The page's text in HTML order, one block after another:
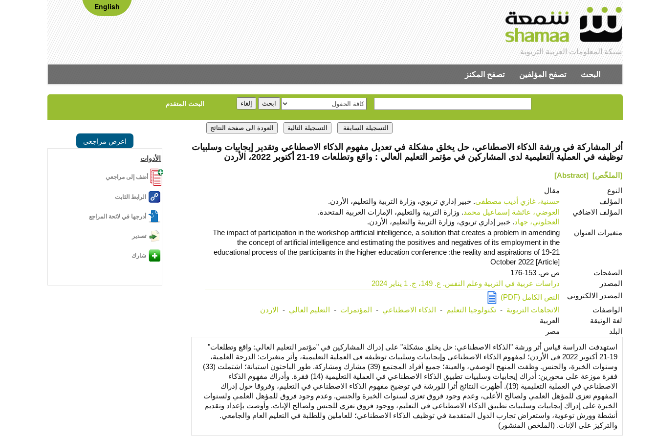
English
شبكة المعلومات العربية التربوية
البحث تصفح المؤلفين تصفح المكنز
البحث المتقدم
أثر المشاركة في ورشة الذكاء الاصطناعي، حل يخلق مشكلة في تعديل مفهوم الذكاء الاصطناعي وتقدير إيجابيات وسلبيات
توظيفه في العملية التعليمية لدى المشاركين في مؤتمر التعليم العالي : واقع وتطلعات 19-21 أكتوبر 2022، الأردن
[الملخّص] [Abstract]
النوع
مقال
المؤلف
حسنية، غازي أديب مصطفى. خبير إداري تربوي، وزارة التربية والتعليم، الأردن.
المؤلف الاضافي
العوضي، عائشة إسماعيل محمد. وزارة التربية والتعليم، الإمارات العربية المتحدة.
العجلوني، جهاد. خبير إداري تربوي، وزارة التربية والتعليم، الأردن.
متغيرات العنوان
The impact of participation in the workshop artificial intelligence, a solution that creates a problem in amending
the concept of artificial intelligence and estimating the positives and negatives of its employment in the
educational process of the participants in the higher education conference :the reality and aspirations of 19-21
October 2022 [Article]
الصفحات
ص ص. 153-176
المصدر
دراسات عربية في التربية وعلم النفس. ع. 149، ج. 1 يناير 2024
المصدر الالكتروني
النص الكامل (PDF)
الواصفات
الاتجاهات التربوية - تكنولوجيا التعليم - الذكاء الاصطناعي - المؤتمرات - التعليم العالي - الاردن
لغة الوثيقة
العربية
البلد
مصر
استهدفت الدراسة قياس أثر ورشة "الذكاء الاصطناعي: حل يخلق مشكلة" على إدراك المشاركين في "مؤتمر التعليم العالي: واقع وتطلعات"
19-21 أكتوبر 2022 في الأردن؛ لمفهوم الذكاء الاصطناعي وإيجابيات وسلبيات توظيفه في العملية التعليمية، وأثر متغيرات: الدرجة العلمية،
وسنوات الخبرة، والجنس. وظفت المنهج الوصفي، والعينة؛ جميع أفراد المجتمع (39) مشارك ومشاركة. طور الباحثون استبانة؛ اشتملت (33)
فقرة موزعة على محورين: أدراك إيجابيات وسلبيات تطبيق الذكاء الاصطناعي في العملية التعليمية (14) فقرة. وأدراك مفهوم الذكاء
الاصطناعي في العملية التعليمية (19). أظهرت النتائج أثرا للورشة في توضيح مفهوم الذكاء الاصطناعي في التعليم، وفروقا حول إدراك
المفهوم تعزى للمؤهل العلمي ولصالح الأعلى، وعدم وجود فروق تعزى لسنوات الخبرة والجنس. وعدم وجود فروق للمؤهل العلمي ولسنوات
الخبرة على إدراك إيجابيات وسلبيات تطبيق الذكاء الاصطناعي في التعليم، ووجود فروق تعزي للجنس ولصالح الإناث. وأوصت بإعداد وتقديم
أنشطة وورش توعوية، واستعراض تجارب الدول المتقدمة في توظيف الذكاء الاصطناعي؛ للعاملين وللطلبة في التعليم العام والجامعي.
والتركيز على الإناث. (الملخص المنشور)
اعرض مراجعي
الأدوات
أضف إلى مراجعي
الرابط الثابت
أدرجها في لائحة المراجع
تصدير
شارك